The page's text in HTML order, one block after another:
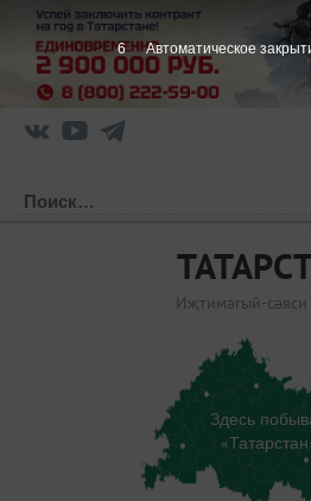
Иҗтимагый-сәяси
Здесь
6 Автоматическое